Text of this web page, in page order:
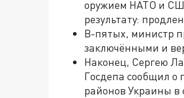
оружием НАТО и
результату:
В-пятых, министр
заключёнными и
Наконец, Сергею
Госдепа сообщил о
районов Украины в